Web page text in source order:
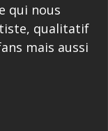
qui nous
qualitatif
mais aussi